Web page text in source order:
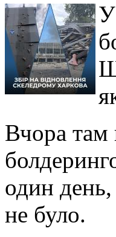
У
Вчора там
один день,
не було.